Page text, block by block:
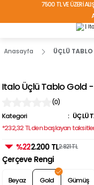
7500 TL VE ÜZERİ
TÜRKİYE'NİN
Anasayfa ÜÇLÜ TABLO
Italo Üçlü Tablo Gold
(0)
Kategori ÜÇLÜ
*232,32 TL den başlayan
%222.200 TL2.821 TL
Çerçeve Rengi
Beyaz Gold Gümüş